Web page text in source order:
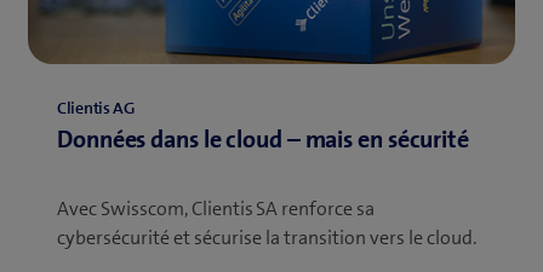
Clientis AG
Données dans le cloud – mais en sécurité
Avec Swisscom, Clientis SA renforce sa
cybersécurité et sécurise la transition vers le cloud.